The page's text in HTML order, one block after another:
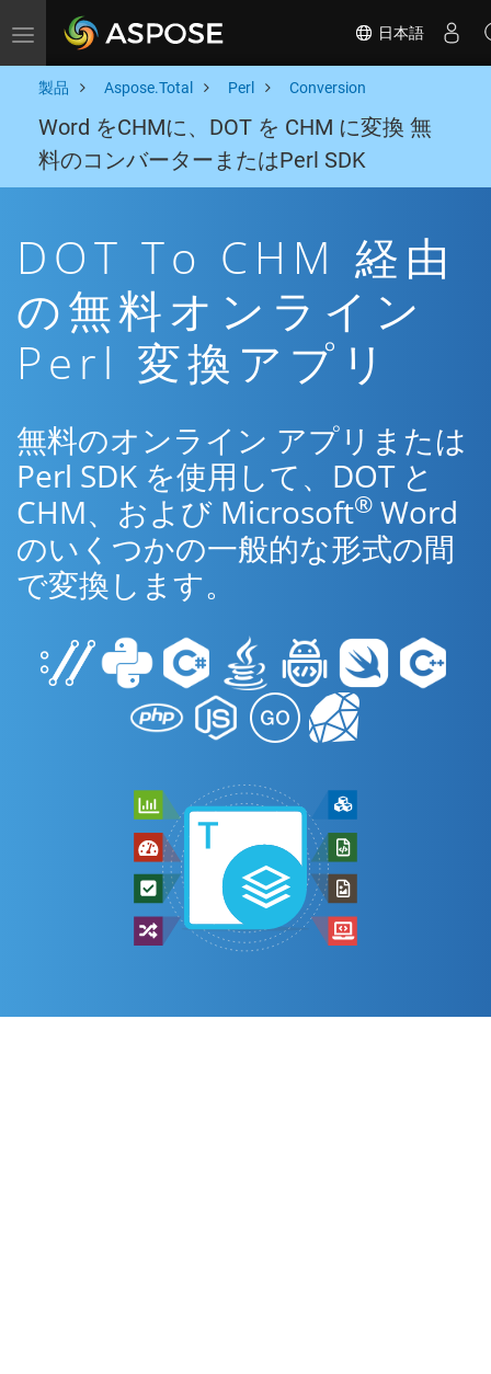
Toggle navigation 日本語
製品 Aspose.Total Perl Conversion
Word をCHMに、DOT を CHM に変換 無
料のコンバーターまたはPerl SDK
DOT To CHM 経由
の無料オンライン
Perl 変換アプリ
無料のオンライン アプリまたは
Perl SDK を使用して、DOT と
CHM、および Microsoft® Word
のいくつかの一般的な形式の間
で変換します。